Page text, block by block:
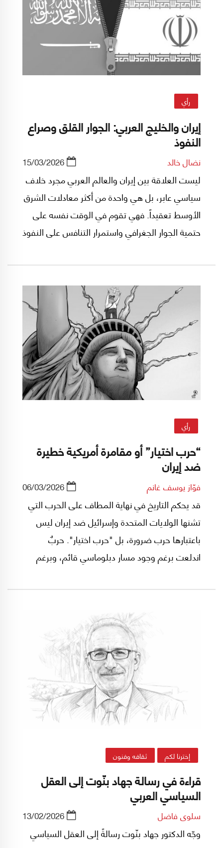
رأي
إيران والخليج العربي: الجوار القلق وصراع
النفوذ
نضال خالد 15/03/2026
ليست العلاقة بين إيران والعالم العربي مجرد خلاف
سياسي عابر، بل هي واحدة من أكثر معادلات الشرق
الأوسط تعقيداً. فهي تقوم في الوقت نفسه على
حتمية الجوار الجغرافي واستمرار التنافس على النفوذ
دخلت هذه العلاقة مرحلة جديدة تتداخل فيها
الاعتبارات التاريخية والطائفية والأيديولوجية
والأمنية، لتتحول تدريجياً إلى مزيج من الشك
المتبادل والتنافس الحاد والتعايش القلق داخل فضاء
إقليمي واحد.
رأي
“حرب اختيار” أو مقامرة أمريكية خطيرة
ضد إيران
فوّاز يوسف غانم 06/03/2026
قد يحكم التاريخ في نهاية المطاف على الحرب التي
تشنها الولايات المتحدة وإسرائيل ضد إيران ليس
باعتبارها حرب ضرورة، بل "حرب اختيار". حربٌ
اندلعت برغم وجود مسار دبلوماسي قائم، وبرغم
العميقة على العالم بأسره.
إخترنا لكم ثقافه وفنون
قراءة في رسالة جهاد بنّوت إلى العقل
السياسي العربي
سلوى فاضل 13/02/2026
وجّه الدكتور جهاد بنّوت رسالةً إلى العقل السياسي